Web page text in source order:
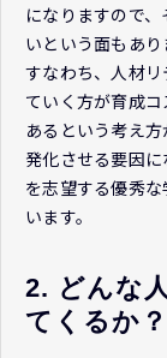
になりますので
いという面もあり
すなわち、人材
ていく方が育成
あるという考え
発化させる要因
を志望する優秀
います。
2. どんな
てくるか？